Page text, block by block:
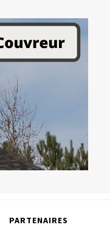
PARTENAIRES